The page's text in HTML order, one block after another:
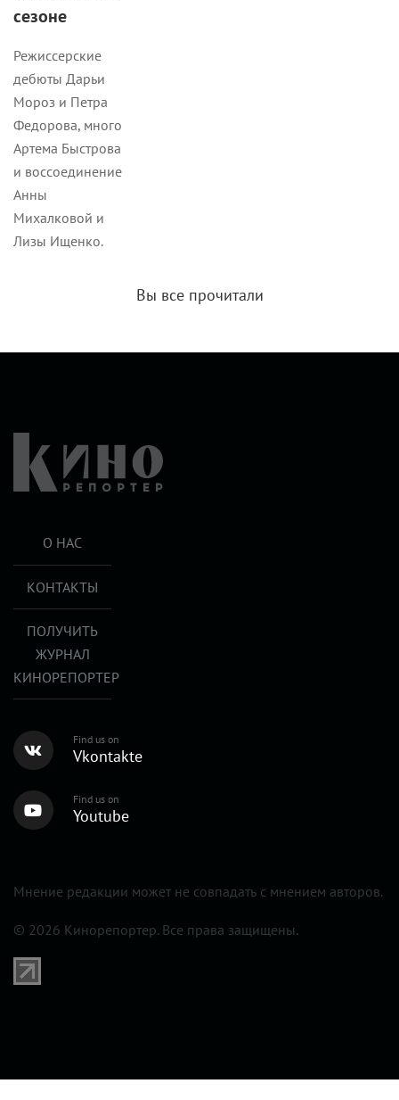
сезоне
Режиссерские
дебюты Дарьи
Мороз и Петра
Федорова, много
Артема Быстрова
и воссоединение
Анны
Михалковой и
Лизы Ищенко.
Вы все прочитали
О НАС
КОНТАКТЫ
ПОЛУЧИТЬ
ЖУРНАЛ
КИНОРЕПОРТЕР
Find us on
Vkontakte
Find us on
Youtube
Мнение редакции может не совпадать с мнением авторов.
© 2026 Кинорепортер. Все права защищены.